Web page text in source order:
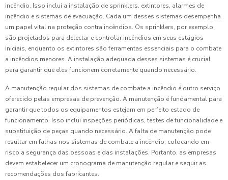
incêndio. Isso inclui a instalação de sprinklers, extintores, alarmes de
incêndio e sistemas de evacuação. Cada um desses sistemas desempenha
um papel vital na proteção contra incêndios. Os sprinklers, por exemplo,
são projetados para detectar e controlar incêndios em seus estágios
iniciais, enquanto os extintores são ferramentas essenciais para o combate
a incêndios menores. A instalação adequada desses sistemas é crucial
para garantir que eles funcionem corretamente quando necessário.
A manutenção regular dos sistemas de combate a incêndio é outro serviço
oferecido pelas empresas de prevenção. A manutenção é fundamental para
garantir que todos os equipamentos estejam em perfeito estado de
funcionamento. Isso inclui inspeções periódicas, testes de funcionalidade e
substituição de peças quando necessário. A falta de manutenção pode
resultar em falhas nos sistemas de combate a incêndio, colocando em
risco a segurança das pessoas e das instalações. Portanto, as empresas
devem estabelecer um cronograma de manutenção regular e seguir as
recomendações dos fabricantes.